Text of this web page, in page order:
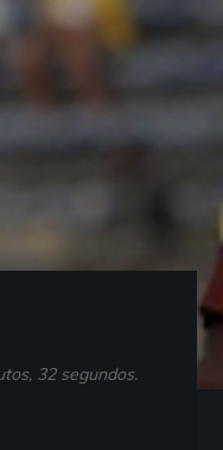
32 segundos.